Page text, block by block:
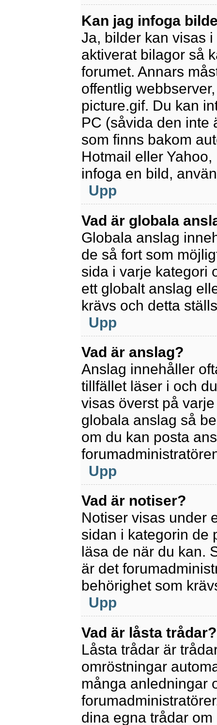
Kan jag infoga
Ja, bilder kan visas
aktiverat bilagor så
forumet. Annars
offentlig
picture.gif. Du kan
PC (såvida den inte
som finns bakom
Hotmail eller
infoga en bild,
Upp
Vad är globala
Globala anslag
de så fort som
sida i varje kategori
ett globalt anslag
krävs och detta
Upp
Vad är anslag?
Anslag innehåller
tillfället läser i och
visas överst på
globala anslag så
om du kan posta
Upp
Vad är notiser?
Notiser visas under
sidan i kategorin de
läsa de när du kan.
är det
behörighet som
Upp
Vad är låsta trådar?
Låsta trådar är
omröstningar
många anledningar
dina egna trådar